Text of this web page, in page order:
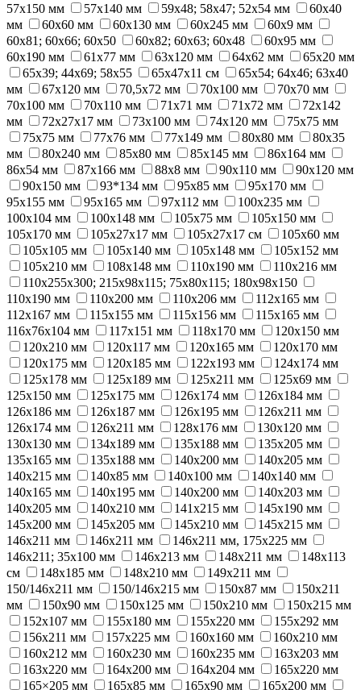
57x150 мм
57х140 мм 59х48; 58х47; 52х54 мм
60x40
мм
60x60 мм 60x130 мм 60x245 мм
60х9 мм
60х81; 60х66; 60х50
60х82; 60х63; 60х48
60х95 мм
60х190 мм
61х77 мм 63х120 мм 64х62 мм
65x20 мм
65x39; 44x69; 58x55
65х47х11 см
65х54; 64х46; 63х40
мм
67х120 мм 70,5х72 мм 70x100 мм
70х70 мм
70х100 мм
70х110 мм 71х71 мм 71х72 мм
72x142
мм
72х27х17 мм 73х100 мм 74х120 мм
75x75 мм
75х75 мм
77х76 мм 77х149 мм 80x80 мм
80х35
мм
80х240 мм 85х80 мм 85х145 мм
86x164 мм
86х54 мм
87x166 мм 88х8 мм 90x110 мм
90х120 мм
90х150 мм
93*134 мм 95x85 мм
95x170 мм
95х155 мм
95х165 мм 97х112 мм
100x235 мм
100х104 мм
100х148 мм 105x75 мм
105x150 мм
105x170 мм
105х27х17 мм 105х27х17 см
105х60 мм
105х105 мм
105х140 мм 105х148 мм
105х152 мм
105х210 мм
108х148 мм 110x190 мм
110x216 мм
110x255x300; 215x98x115; 75x80x115; 180x98x150
110х190 мм
110х200 мм 110х206 мм
112x165 мм
112x167 мм
115х155 мм 115х156 мм
115х165 мм
116х76х104 мм
117х151 мм 118х170 мм
120x150 мм
120x210 мм
120х117 мм 120х165 мм
120х170 мм
120х175 мм
120х185 мм 122x193 мм
124х174 мм
125x178 мм
125x189 мм 125x211 мм
125х69 мм
125х150 мм
125х175 мм 126x174 мм
126x184 мм
126x186 мм
126x187 мм 126x195 мм
126x211 мм
126х174 мм
126х211 мм 128х176 мм
130х120 мм
130х130 мм
134х189 мм 135x188 мм
135x205 мм
135х165 мм
135х188 мм 140x200 мм
140x205 мм
140x215 мм
140х85 мм 140х100 мм
140х140 мм
140х165 мм
140х195 мм 140х200 мм
140х203 мм
140х205 мм
140х210 мм 141х215 мм
145х190 мм
145х200 мм
145х205 мм 145х210 мм
145х215 мм
146x211 мм
146х211 мм
146х211 мм, 175x225 мм
146х211; 35х100 мм
146х213 мм 148x211 мм
148х113
см
148х185 мм 148х210 мм
149x211 мм
150/146х211 мм
150/146х215 мм 150x87 мм
150x211
мм
150х90 мм 150х125 мм 150х210 мм
150х215 мм
152х107 мм
155х180 мм 155х220 мм
155х292 мм
156x211 мм
157х225 мм 160x160 мм
160х210 мм
160х212 мм
160х230 мм 160х235 мм
163х203 мм
163х220 мм
164х200 мм 164х204 мм
165x220 мм
165×205 мм
165х85 мм 165х90 мм
165х200 мм